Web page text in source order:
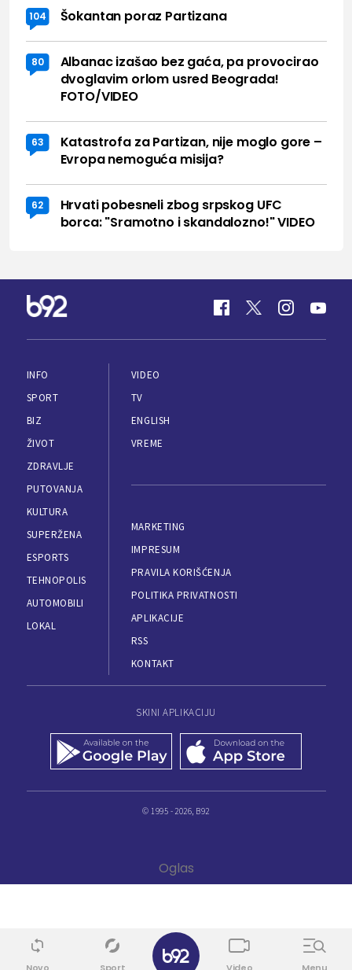
104 Šokantan poraz Partizana
80
Albanac izašao bez gaća, pa provocirao
dvoglavim orlom usred Beograda!
FOTO/VIDEO
63
Katastrofa za Partizan, nije moglo gore –
Evropa nemoguća misija?
62
Hrvati pobesneli zbog srpskog UFC
borca: "Sramotno i skandalozno!" VIDEO
INFO
SPORT
BIZ
ŽIVOT
ZDRAVLJE
PUTOVANJA
KULTURA
SUPERŽENA
ESPORTS
TEHNOPOLIS
AUTOMOBILI
LOKAL
VIDEO
TV
ENGLISH
VREME
MARKETING
IMPRESUM
PRAVILA KORIŠĆENJA
POLITIKA PRIVATNOSTI
APLIKACIJE
RSS
KONTAKT
SKINI APLIKACIJU
© 1995 - 2026, B92